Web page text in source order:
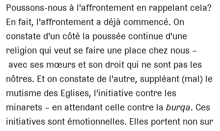
Poussons-nous à l'affrontement en rappelant cela?
En fait, l'affrontement a déjà commencé. On
constate d'un côté la poussée continue d'une
religion qui veut se faire une place chez nous –
avec ses mœurs et son droit qui ne sont pas les
nôtres. Et on constate de l'autre, suppléant (mal) le
mutisme des Eglises, l'initiative contre les
minarets – en attendant celle contre laburqa. Ces
initiatives sont émotionnelles. Elles portent non sur